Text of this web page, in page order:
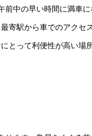
前中の早い時間に満車
寄駅から車でのアクセ
とって利便性が高い場所